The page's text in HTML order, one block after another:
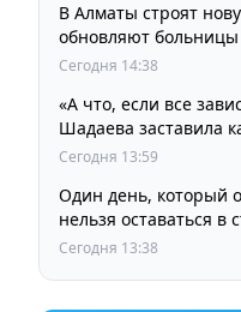
В Алматы строят
обновляют больницы
Сегодня 14:38
«А что, если все
Шадаева заставила
задуматься
Сегодня 13:59
Один день, который
нельзя оставаться в
Сегодня 13:38